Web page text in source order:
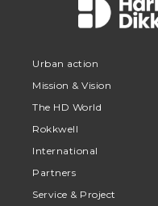
Urban action
Mission & Vision
The HD World
Rokkwell
International
Partners
Service & Project